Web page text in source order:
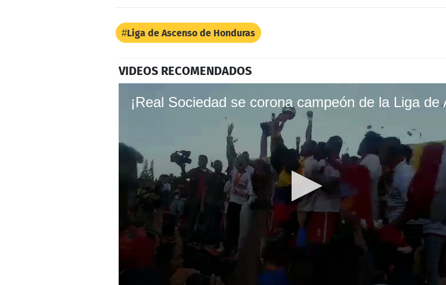
Liga de Ascenso de Honduras
VIDEOS RECOMENDADOS